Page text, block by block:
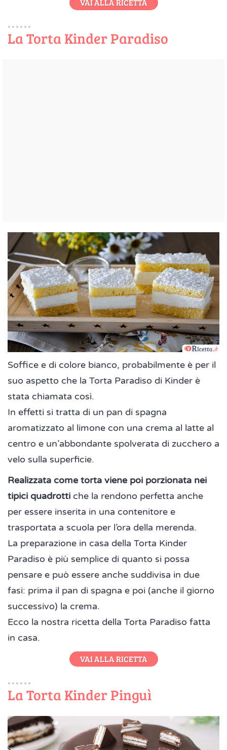
VAI ALLA RICETTA
La Torta Kinder Paradiso
Soffice e di colore bianco, probabilmente è per il
suo aspetto che la Torta Paradiso di Kinder è
stata chiamata così.
In effetti si tratta di un pan di spagna
aromatizzato al limone con una crema al latte al
centro e un’abbondante spolverata di zucchero a
velo sulla superficie.
Realizzata come torta viene poi porzionata nei
tipici quadrotti che la rendono perfetta anche
per essere inserita in una contenitore e
trasportata a scuola per l’ora della merenda.
La preparazione in casa della Torta Kinder
Paradiso è più semplice di quanto si possa
pensare e può essere anche suddivisa in due
fasi: prima il pan di spagna e poi (anche il giorno
successivo) la crema.
Ecco la nostra ricetta della Torta Paradiso fatta
in casa.
VAI ALLA RICETTA
La Torta Kinder Pinguì